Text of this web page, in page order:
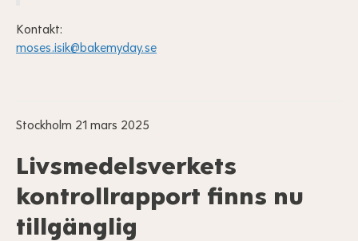
Kontakt:
moses.isik@bakemyday.se
Stockholm 21 mars 2025
Livsmedelsverkets
kontrollrapport finns nu
tillgänglig